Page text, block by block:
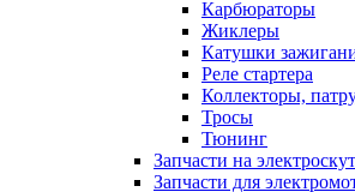
Карбюраторы
Жиклеры
Катушки
Реле стартера
Коллекторы,
Тросы
Тюнинг
Запчасти на
Запчасти для